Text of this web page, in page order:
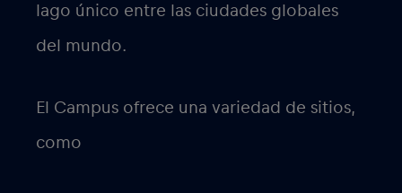
lago único entre las ciudades globales
del mundo.
El Campus ofrece una variedad de sitios,
como